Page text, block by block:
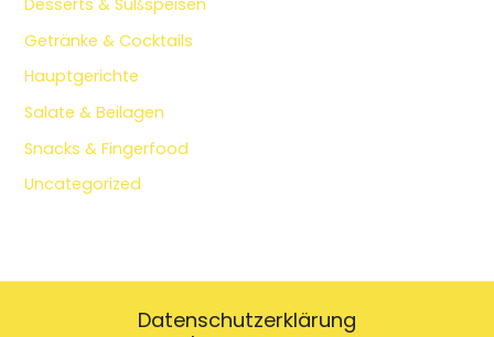
Desserts & Süßspeisen
Getränke & Cocktails
Hauptgerichte
Salate & Beilagen
Snacks & Fingerfood
Uncategorized
Datenschutzerklärung